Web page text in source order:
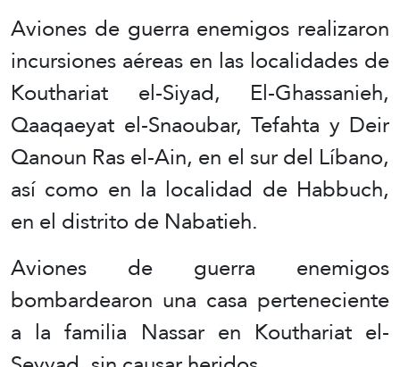
Aviones de guerra enemigos realizaron
incursiones aéreas en las localidades de
Kouthariat el-Siyad, El-Ghassanieh,
Qaaqaeyat el-Snaoubar, Tefahta y Deir
Qanoun Ras el-Ain, en el sur del Líbano,
así como en la localidad de Habbuch,
en el distrito de Nabatieh.
Aviones de guerra enemigos
bombardearon una casa perteneciente
a la familia Nassar en Kouthariat el-